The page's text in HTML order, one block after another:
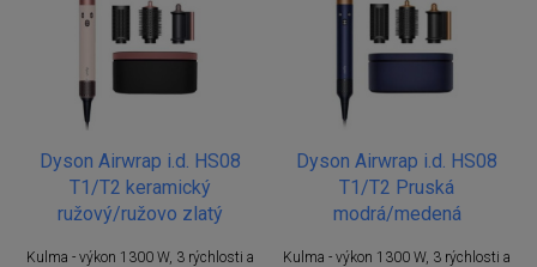
Dyson Airwrap i.d. HS08
T1/T2 keramický
ružový/ružovo zlatý
Kulma - výkon 1300 W, 3 rýchlosti a
Dyson Airwrap i.d. HS08
T1/T2 Pruská
modrá/medená
Kulma - výkon 1300 W, 3 rýchlosti a